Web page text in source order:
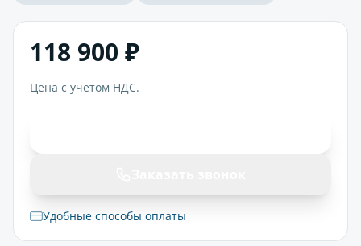
118 900 ₽
Цена с учётом НДС.
Удобные способы оплаты